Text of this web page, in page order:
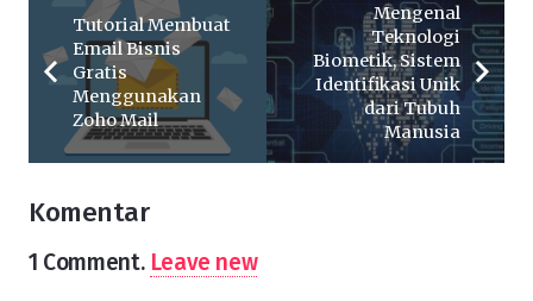
Tutorial Membuat
Email Bisnis
Gratis
Menggunakan
Zoho Mail
Mengenal
Teknologi
Biometik, Sistem
Identifikasi Unik
dari Tubuh
Manusia
Komentar
1 Comment. Leave new